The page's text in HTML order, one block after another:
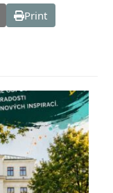
Print